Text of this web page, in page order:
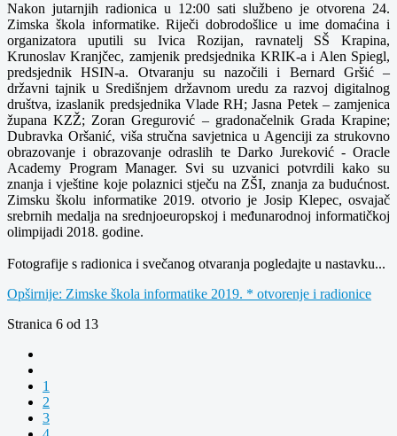
Nakon jutarnjih radionica u 12:00 sati službeno je otvorena 24.
Zimska škola informatike. Riječi dobrodošlice u ime domaćina i
organizatora uputili su Ivica Rozijan, ravnatelj SŠ Krapina,
Krunoslav Kranjčec, zamjenik predsjednika KRIK-a i Alen Spiegl,
predsjednik HSIN-a. Otvaranju su nazočili i Bernard Gršić –
državni tajnik u Središnjem državnom uredu za razvoj digitalnog
društva, izaslanik predsjednika Vlade RH; Jasna Petek – zamjenica
župana KZŽ; Zoran Gregurović – gradonačelnik Grada Krapine;
Dubravka Oršanić, viša stručna savjetnica u Agenciji za strukovno
obrazovanje i obrazovanje odraslih te Darko Jureković - Oracle
Academy Program Manager. Svi su uzvanici potvrdili kako su
znanja i vještine koje polaznici stječu na ZŠI, znanja za budućnost.
Zimsku školu informatike 2019. otvorio je Josip Klepec, osvajač
srebrnih medalja na srednjoeuropskoj i međunarodnoj informatičkoj
olimpijadi 2018. godine.
Fotografije s radionica i svečanog otvaranja pogledajte u nastavku...
Opširnije: Zimske škola informatike 2019. * otvorenje i radionice
Stranica 6 od 13
1
2
3